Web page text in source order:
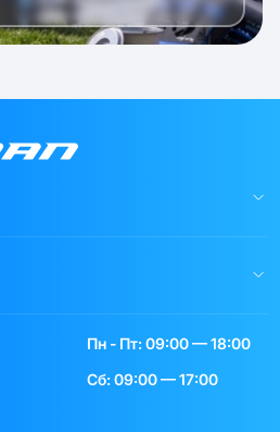
Пн - Пт: 09:00 — 18:00
Сб: 09:00 — 17:00